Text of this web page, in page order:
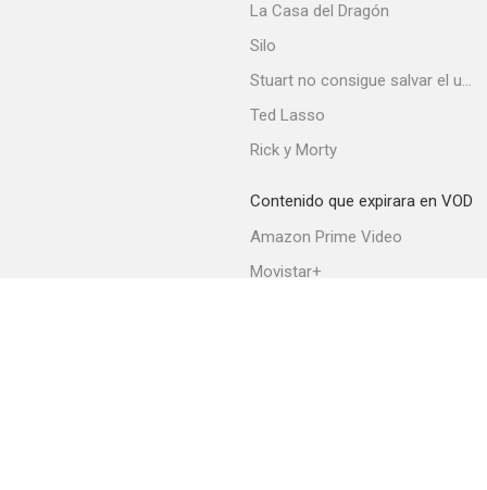
La Casa del Dragón
Silo
Stuart no consigue salvar el universo
Ted Lasso
Rick y Morty
Contenido que expirara en VOD
Amazon Prime Video
Movistar+